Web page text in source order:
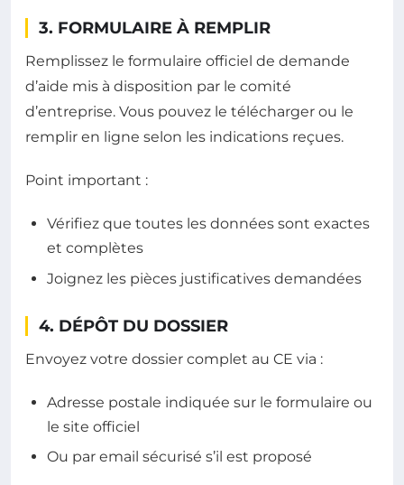
3. FORMULAIRE À REMPLIR
Remplissez le formulaire officiel de demande
d’aide mis à disposition par le comité
d’entreprise. Vous pouvez le télécharger ou le
remplir en ligne selon les indications reçues.
Point important :
Vérifiez que toutes les données sont exactes
et complètes
Joignez les pièces justificatives demandées
4. DÉPÔT DU DOSSIER
Envoyez votre dossier complet au CE via :
Adresse postale indiquée sur le formulaire ou
le site officiel
Ou par email sécurisé s’il est proposé